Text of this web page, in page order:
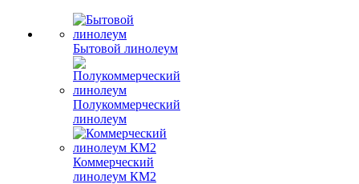
Бытовой линолеум
Полукоммерческий
линолеум
Коммерческий
линолеум КМ2